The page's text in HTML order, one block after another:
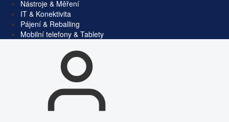
Nástroje & Měření
IT & Konektivita
Pájení & Reballing
Mobilní telefony & Tablety